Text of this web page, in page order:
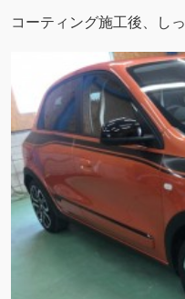
コーティング施工後、し